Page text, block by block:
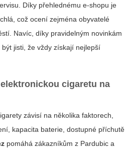
Díky přehlednému e-shopu je
což ocení zejména obyvatelé
Navíc, díky pravidelným novinkám
jisti, že vždy získají nejlepší
cigaretu na
závisí na několika faktorech,
kapacita baterie, dostupné příchutě
pomáhá zákazníkům z Pardubic a